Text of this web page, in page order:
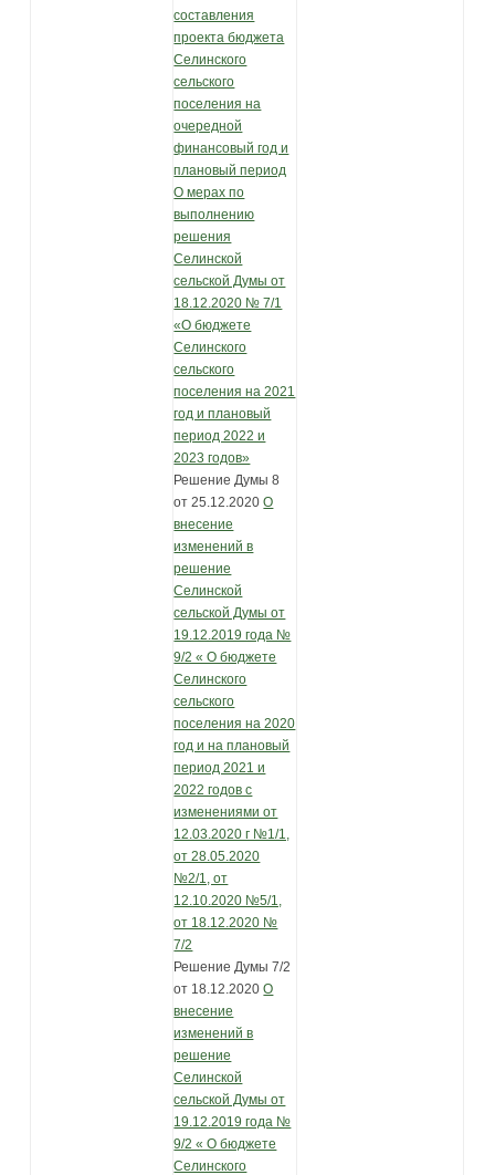
составления
проекта бюджета
Селинского
сельского
поселения на
очередной
финансовый год и
плановый период
О мерах по
выполнению
решения
Селинской
сельской Думы от
18.12.2020 № 7/1
«О бюджете
Селинского
сельского
поселения на 2021
год и плановый
период 2022 и
2023 годов»
Решение Думы 8
от 25.12.2020О
внесение
изменений в
решение
Селинской
сельской Думы от
19.12.2019 года №
9/2 « О бюджете
Селинского
сельского
поселения на 2020
год и на плановый
период 2021 и
2022 годов с
изменениями от
12.03.2020 г №1/1,
от 28.05.2020
№2/1, от
12.10.2020 №5/1,
от 18.12.2020 №
7/2
Решение Думы 7/2
от 18.12.2020О
внесение
изменений в
решение
Селинской
сельской Думы от
19.12.2019 года №
9/2 « О бюджете
Селинского